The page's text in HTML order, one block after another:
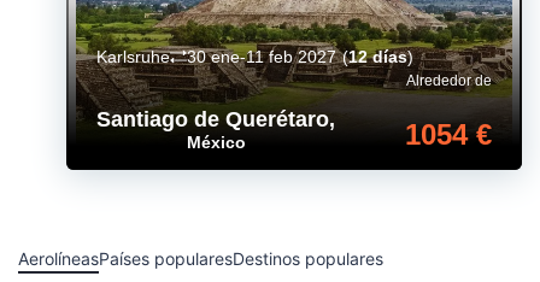
Santiago de Querétaro,
México
Alrededor de
1054 €
Karlsruhe 30 ene-11 feb 2027(12 días)
AerolíneasPaíses popularesDestinos populares